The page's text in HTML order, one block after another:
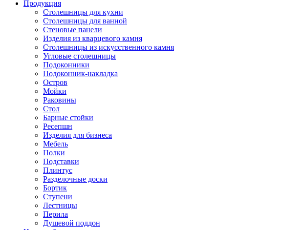
Продукция
Столешницы для кухни
Столешницы для ванной
Стеновые панели
Изделия из кварцевого камня
Столешницы из искусственного камня
Угловые столешницы
Подоконники
Подоконник-накладка
Остров
Мойки
Раковины
Стол
Барные стойки
Ресепшн
Изделия для бизнеса
Мебель
Полки
Подставки
Плинтус
Разделочные доски
Бортик
Ступени
Лестницы
Перила
Душевой поддон